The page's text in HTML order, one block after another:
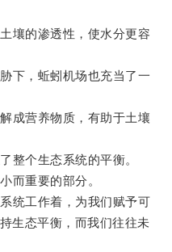
的渗透性，使水分更容
，蚯蚓机场也充当了一
营养物质，有助于土壤
个生态系统的平衡。
重要的部分。
工作着，为我们赋予可
生态平衡，而我们往往未